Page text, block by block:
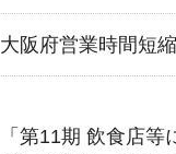
大阪府営業時間短
「第11期 飲食店